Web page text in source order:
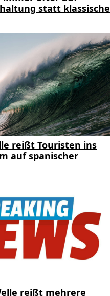
statt klassische
reißt Touristen ins
auf spanischer
reißt mehrere